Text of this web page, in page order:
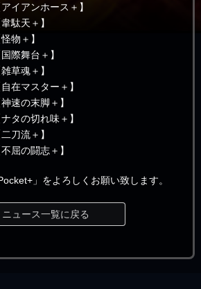
アンホース＋】
駄天＋】
物＋】
舞台＋】
草魂＋】
マスター＋】
の末脚＋】
の切れ味＋】
刀流＋】
の闘志＋】
」をよろしくお願い致します。
ニュース一覧に戻る